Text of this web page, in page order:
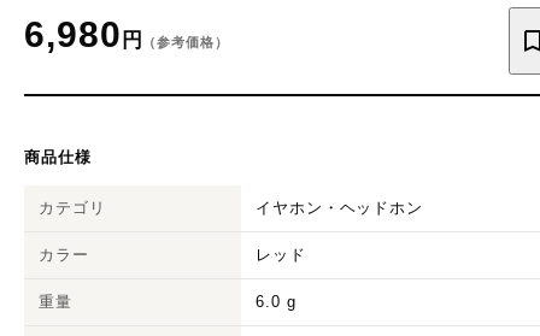
6,980 円 （参考価格）
商品仕様
カテゴリ イヤホン・ヘッドホン
カラー レッド
重量 6.0 g